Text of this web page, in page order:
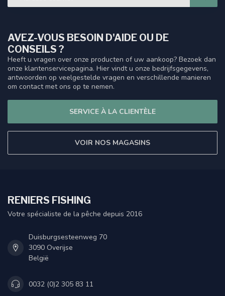
AVEZ-VOUS BESOIN D'AIDE OU DE
CONSEILS ?
Heeft u vragen over onze producten of uw aankoop? Bezoek dan
onze klantenservicepagina. Hier vindt u onze bedrijfsgegevens,
antwoorden op veelgestelde vragen en verschillende manieren
om contact met ons op te nemen.
SERVICE À LA CLIENTÈLE
VOIR NOS MAGASINS
RENIERS FISHING
Votre spécialiste de la pêche depuis 2016
Duisburgsesteenweg 70
3090 Overijse
België
0032 (0)2 305 83 11